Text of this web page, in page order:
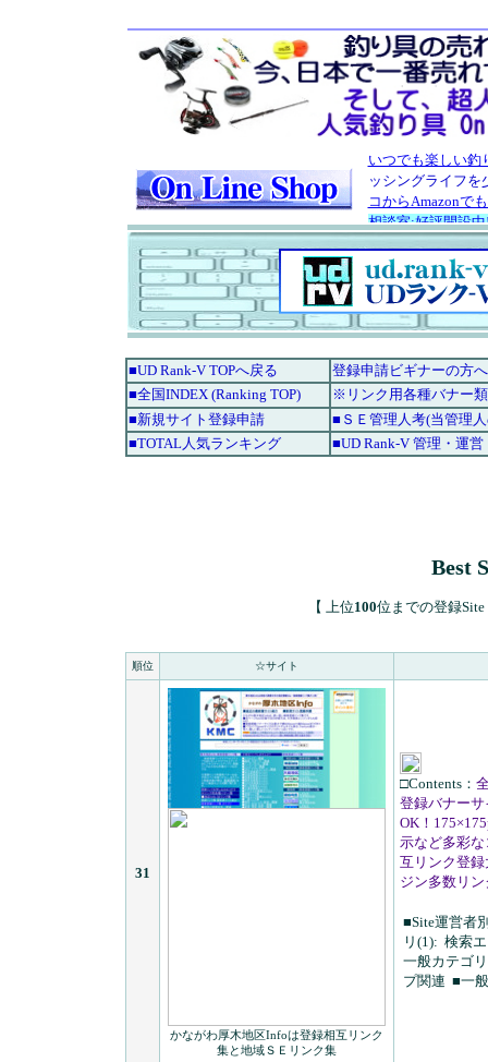
■UD Rank-V TOPへ戻る
登録申請ビギナーの方
■全国INDEX (Ranking TOP)
※リンク用各種バナー類
■新規サイト登録申請
■ＳＥ管理人考(当管理
■TOTAL人気ランキング
■UD Rank-V 管理・運
Best
【 上位100位までの登録
順位 ☆サイト
31
かながわ厚木地区Infoは登録相互リンク
集と地域ＳＥリンク集
□Contents：
登録バナー
OK！
示など多彩
互リンク登
ジン多数リン
■Site運営者
リ(1): 検索
一般カテゴ
プ関連 ■一